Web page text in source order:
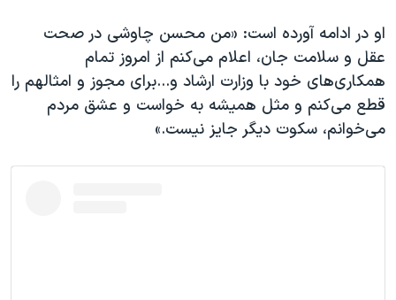
او در ادامه آورده است: «من محسن چاوشی در صحت
عقل و سلامت جان، اعلام می‌کنم از امروز تمام
همکاری‌های خود با وزارت ارشاد و...برای مجوز و امثالهم را
قطع می‌کنم و مثل همیشه به خواست و عشق مردم
می‌خوانم، سکوت دیگر جایز نیست.»